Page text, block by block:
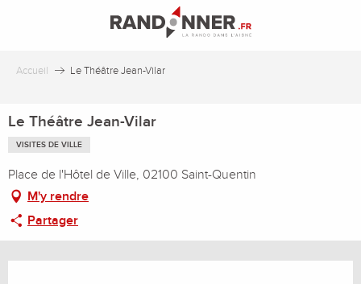
principal
Accueil Le Théâtre Jean-Vilar
Le Théâtre Jean-Vilar
VISITES DE VILLE
Place de l'Hôtel de Ville, 02100 Saint-Quentin
M'y rendre
Partager